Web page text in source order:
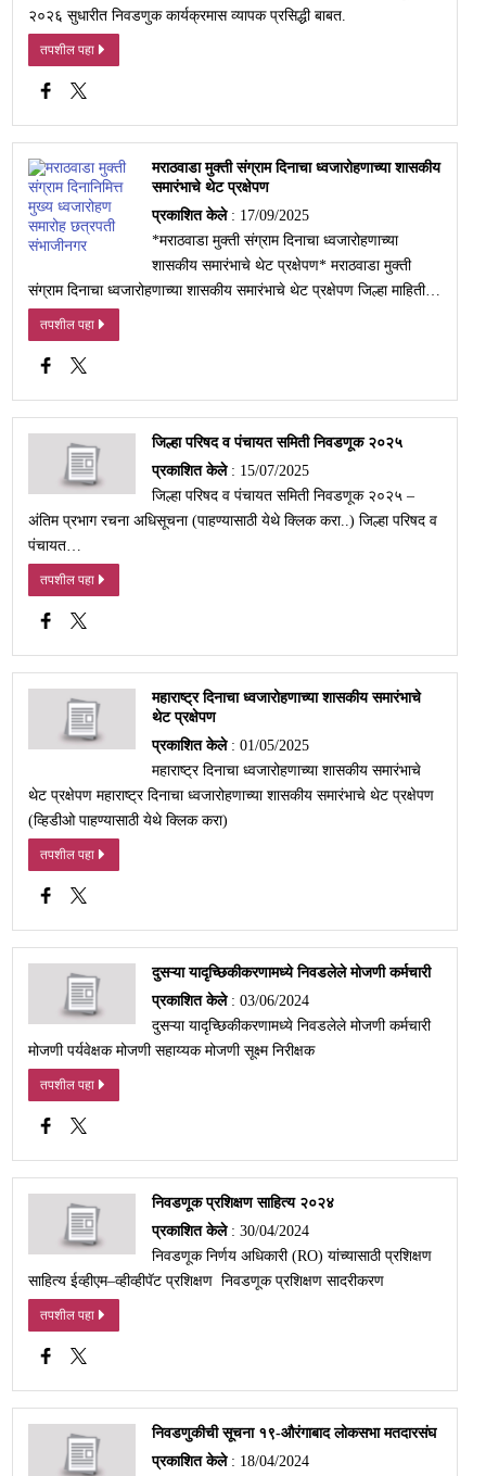
२०२६ सुधारीत निवडणुक कार्यक्रमास व्यापक प्रसिद्धी बाबत.
तपशील पहा
मराठवाडा मुक्ती संग्राम दिनाचा ध्वजारोहणाच्या शासकीय
समारंभाचे थेट प्रक्षेपण
प्रकाशित केले: 17/09/2025
*मराठवाडा मुक्ती संग्राम दिनाचा ध्वजारोहणाच्या
शासकीय समारंभाचे थेट प्रक्षेपण* मराठवाडा मुक्ती
संग्राम दिनाचा ध्वजारोहणाच्या शासकीय समारंभाचे थेट प्रक्षेपण जिल्हा माहिती…
तपशील पहा
जिल्हा परिषद व पंचायत समिती निवडणूक २०२५
प्रकाशित केले: 15/07/2025
जिल्हा परिषद व पंचायत समिती निवडणूक २०२५ –
अंतिम प्रभाग रचना अधिसूचना (पाहण्यासाठी येथे क्लिक करा..) जिल्हा परिषद व
पंचायत…
तपशील पहा
महाराष्ट्र दिनाचा ध्वजारोहणाच्या शासकीय समारंभाचे
थेट प्रक्षेपण
प्रकाशित केले: 01/05/2025
महाराष्ट्र दिनाचा ध्वजारोहणाच्या शासकीय समारंभाचे
थेट प्रक्षेपण महाराष्ट्र दिनाचा ध्वजारोहणाच्या शासकीय समारंभाचे थेट प्रक्षेपण
(व्हिडीओ पाहण्यासाठी येथे क्लिक करा)
तपशील पहा
दुसऱ्या यादृच्छिकीकरणामध्ये निवडलेले मोजणी कर्मचारी
प्रकाशित केले: 03/06/2024
दुसऱ्या यादृच्छिकीकरणामध्ये निवडलेले मोजणी कर्मचारी
मोजणी पर्यवेक्षक मोजणी सहाय्यक मोजणी सूक्ष्म निरीक्षक
तपशील पहा
निवडणूक प्रशिक्षण साहित्य २०२४
प्रकाशित केले: 30/04/2024
निवडणूक निर्णय अधिकारी (RO) यांच्यासाठी प्रशिक्षण
साहित्य ईव्हीएम–व्हीव्हीपॅट प्रशिक्षण निवडणूक प्रशिक्षण सादरीकरण
तपशील पहा
निवडणुकीची सूचना १९-औरंगाबाद लोकसभा मतदारसंघ
प्रकाशित केले: 18/04/2024